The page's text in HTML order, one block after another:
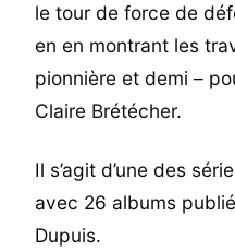
le tour de force de
en en montrant les
pionnière et demi –
Claire Brétécher.
Il s’agit d’une des
avec 26 albums
Dupuis.